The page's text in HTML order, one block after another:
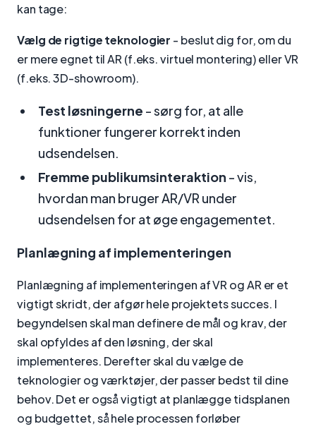
kan tage:
Vælg de rigtige teknologier - beslut dig for, om du
er mere egnet til AR (f.eks. virtuel montering) eller VR
(f.eks. 3D-showroom).
Test løsningerne - sørg for, at alle
funktioner fungerer korrekt inden
udsendelsen.
Fremme publikumsinteraktion - vis,
hvordan man bruger AR/VR under
udsendelsen for at øge engagementet.
Planlægning af implementeringen
Planlægning af implementeringen af VR og AR er et
vigtigt skridt, der afgør hele projektets succes. I
begyndelsen skal man definere de mål og krav, der
skal opfyldes af den løsning, der skal
implementeres. Derefter skal du vælge de
teknologier og værktøjer, der passer bedst til dine
behov. Det er også vigtigt at planlægge tidsplanen
og budgettet, så hele processen forløber